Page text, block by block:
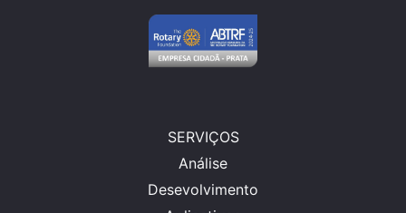
SERVIÇOS
Análise
Desevolvimento